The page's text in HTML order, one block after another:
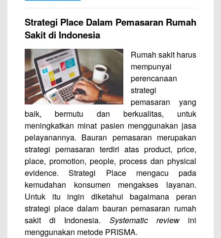
Strategi Place Dalam Pemasaran Rumah
Sakit di Indonesia
Rumah sakit harus
mempunyai
perencanaan
strategi
pemasaran yang
baik, bermutu dan berkualitas, untuk
meningkatkan minat pasien menggunakan jasa
pelayanannya. Bauran pemasaran merupakan
strategi pemasaran terdiri atas product, price,
place, promotion, people, process dan physical
evidence. Strategi Place mengacu pada
kemudahan konsumen mengakses layanan.
Untuk itu ingin diketahui bagaimana peran
strategi place dalam bauran pemasaran rumah
sakit di Indonesia. Systematic reviewini
menggunakan metode PRISMA.